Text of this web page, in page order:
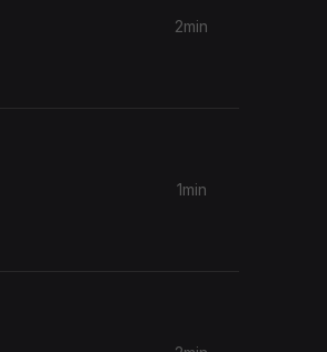
2min
1min